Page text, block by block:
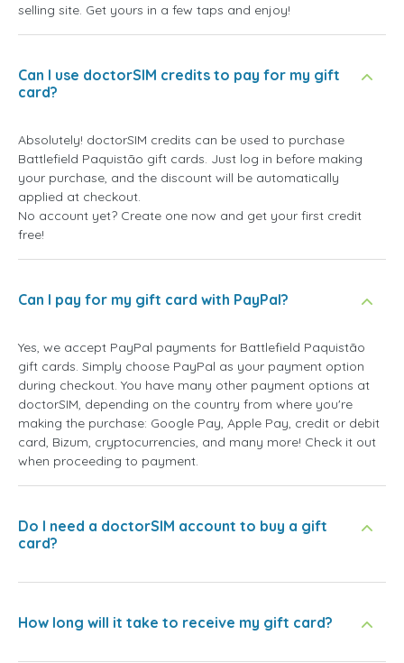
selling site. Get yours in a few taps and enjoy!
Can I use doctorSIM credits to pay for my gift
card?
Absolutely! doctorSIM credits can be used to purchase
Battlefield Paquistão gift cards. Just log in before making
your purchase, and the discount will be automatically
applied at checkout.
No account yet? Create one now and get your first credit
free!
Can I pay for my gift card with PayPal?
Yes, we accept PayPal payments for Battlefield Paquistão
gift cards. Simply choose PayPal as your payment option
during checkout. You have many other payment options at
doctorSIM, depending on the country from where you're
making the purchase: Google Pay, Apple Pay, credit or debit
card, Bizum, cryptocurrencies, and many more! Check it out
when proceeding to payment.
Do I need a doctorSIM account to buy a gift
card?
How long will it take to receive my gift card?